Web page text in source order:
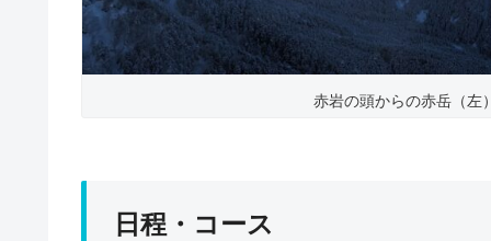
赤岩の頭からの赤岳（左
日程・コース